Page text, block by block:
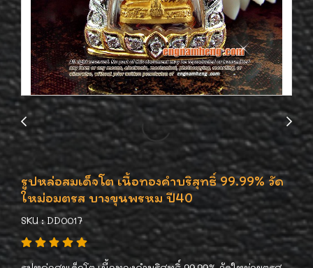
รูปหล่อสมเด็จโต เนื้อทองคำบริสุทธิ์ 99.99% วัด
ใหม่อมตรส บางขุนพรหม ปี40
SKU : DD0017